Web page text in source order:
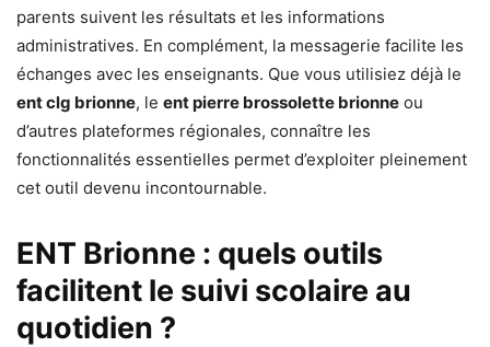
parents suivent les résultats et les informations
administratives. En complément, la messagerie facilite les
échanges avec les enseignants. Que vous utilisiez déjà le
ent clg brionne, le ent pierre brossolette brionne ou
d’autres plateformes régionales, connaître les
fonctionnalités essentielles permet d’exploiter pleinement
cet outil devenu incontournable.
ENT Brionne : quels outils
facilitent le suivi scolaire au
quotidien ?